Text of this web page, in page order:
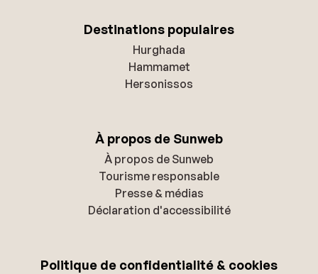
Destinations populaires
Hurghada
Hammamet
Hersonissos
À propos de Sunweb
À propos de Sunweb
Tourisme responsable
Presse & médias
Déclaration d'accessibilité
Politique de confidentialité & cookies